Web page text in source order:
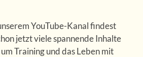
YouTube-Kanal findest
jetzt viele spannende Inhalte
Training und das Leben mit